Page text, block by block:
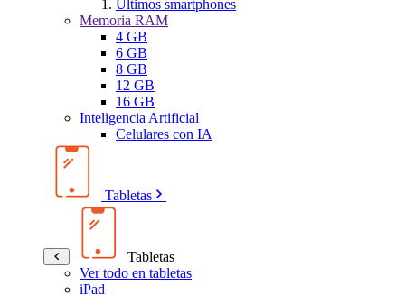
Últimos smartphones
Memoria RAM
4 GB
6 GB
8 GB
12 GB
16 GB
Inteligencia Artificial
Celulares con IA
Tabletas
Tabletas
Ver todo en tabletas
iPad